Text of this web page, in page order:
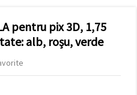
pentru pix 3D, 1,75
alb, roșu, verde